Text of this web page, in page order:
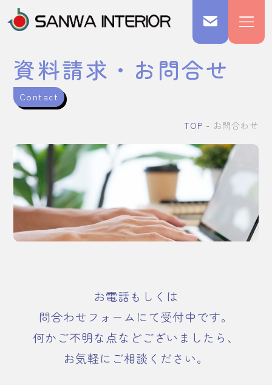
資料請求・お問合せ
Contact
TOP お問合わせ
お電話もしくは
問合わせフォームにて受付中です。
何かご不明な点などございましたら、
お気軽にご相談ください。